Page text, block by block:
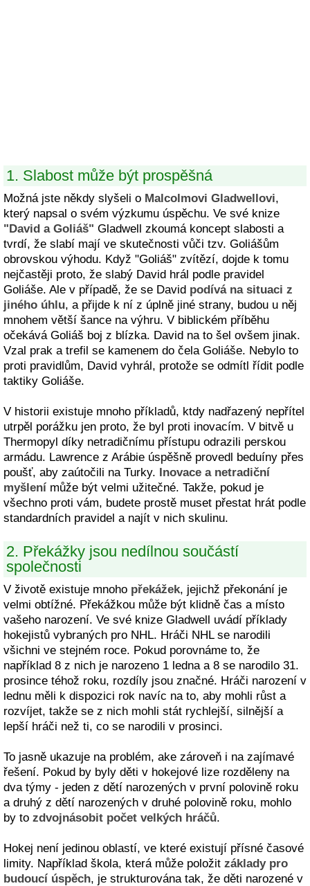
1. Slabost může být prospěšná
Možná jste někdy slyšeli o Malcolmovi Gladwellovi,
který napsal o svém výzkumu úspěchu. Ve své knize
"David a Goliáš" Gladwell zkoumá koncept slabosti a
tvrdí, že slabí mají ve skutečnosti vůči tzv. Goliášům
obrovskou výhodu. Když "Goliáš" zvítězí, dojde k tomu
nejčastěji proto, že slabý David hrál podle pravidel
Goliáše. Ale v případě, že se David podívá na situaci z
jiného úhlu, a přijde k ní z úplně jiné strany, budou u něj
mnohem větší šance na výhru. V biblickém příběhu
očekává Goliáš boj z blízka. David na to šel ovšem jinak.
Vzal prak a trefil se kamenem do čela Goliáše. Nebylo to
proti pravidlům, David vyhrál, protože se odmítl řídit podle
taktiky Goliáše.
V historii existuje mnoho příkladů, ktdy nadřazený nepřítel
utrpěl porážku jen proto, že byl proti inovacím. V bitvě u
Thermopyl díky netradičnímu přístupu odrazili perskou
armádu. Lawrence z Arábie úspěšně provedl beduíny přes
poušť, aby zaútočili na Turky. Inovace a netradiční
myšlení může být velmi užitečné. Takže, pokud je
všechno proti vám, budete prostě muset přestat hrát podle
standardních pravidel a najít v nich skulinu.
2. Překážky jsou nedílnou součástí
společnosti
V životě existuje mnoho překážek, jejichž překonání je
velmi obtížné. Překážkou může být klidně čas a místo
vašeho narození. Ve své knize Gladwell uvádí příklady
hokejistů vybraných pro NHL. Hráči NHL se narodili
všichni ve stejném roce. Pokud porovnáme to, že
například 8 z nich je narozeno 1 ledna a 8 se narodilo 31.
prosince téhož roku, rozdíly jsou značné. Hráči narození v
lednu měli k dispozici rok navíc na to, aby mohli růst a
rozvíjet, takže se z nich mohli stát rychlejší, silnější a
lepší hráči než ti, co se narodili v prosinci.
To jasně ukazuje na problém, ake zároveň i na zajímavé
řešení. Pokud by byly děti v hokejové lize rozděleny na
dva týmy - jeden z dětí narozených v první polovině roku
a druhý z dětí narozených v druhé polovině roku, mohlo
by to zdvojnásobit počet velkých hráčů.
Hokej není jedinou oblastí, ve které existují přísné časové
limity. Například škola, která může položit základy pro
budoucí úspěch, je strukturována tak, že děti narozené v